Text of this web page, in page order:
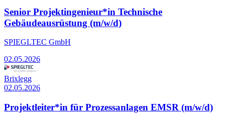
Senior Projektingenieur*in Technische
Gebäudeausrüstung (m/w/d)
SPIEGLTEC GmbH
02.05.2026
Brixlegg
02.05.2026
Projektleiter*in für Prozessanlagen EMSR (m/w/d)